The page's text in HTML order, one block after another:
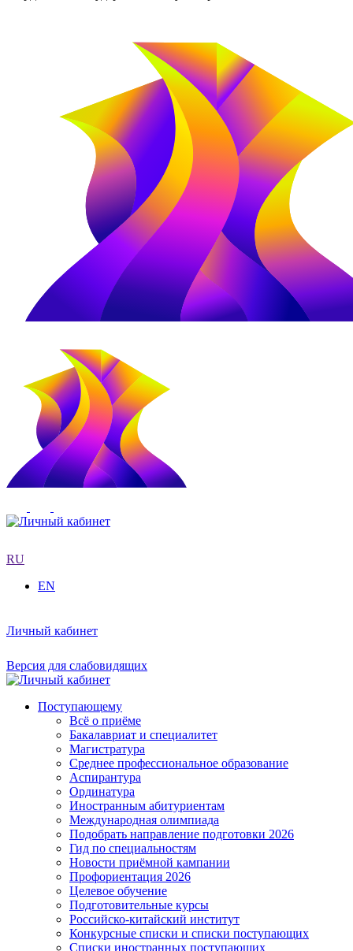
RU
EN
Личный кабинет
Версия для слабовидящих
Поступающему
Всё о приёме
Бакалавриат и специалитет
Магистратура
Среднее профессиональное образование
Аспирантура
Ординатура
Иностранным абитуриентам
Международная олимпиада
Подобрать направление подготовки 2026
Гид по специальностям
Новости приёмной кампании
Профориентация 2026
Целевое обучение
Подготовительные курсы
Российско-китайский институт
Конкурсные списки и списки поступающих
Списки иностранных поступающих